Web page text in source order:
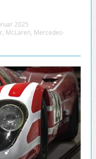
2025
, McLaren Mercedes-